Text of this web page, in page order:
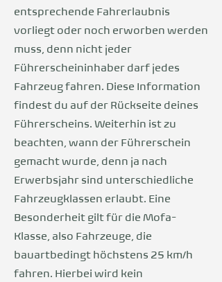
entsprechende Fahrerlaubnis
vorliegt oder noch erworben werden
muss, denn nicht jeder
Führerscheininhaber darf jedes
Fahrzeug fahren. Diese Information
findest du auf der Rückseite deines
Führerscheins. Weiterhin ist zu
beachten, wann der Führerschein
gemacht wurde, denn ja nach
Erwerbsjahr sind unterschiedliche
Fahrzeugklassen erlaubt. Eine
Besonderheit gilt für die Mofa-
Klasse, also Fahrzeuge, die
bauartbedingt höchstens 25 km/h
fahren. Hierbei wird kein